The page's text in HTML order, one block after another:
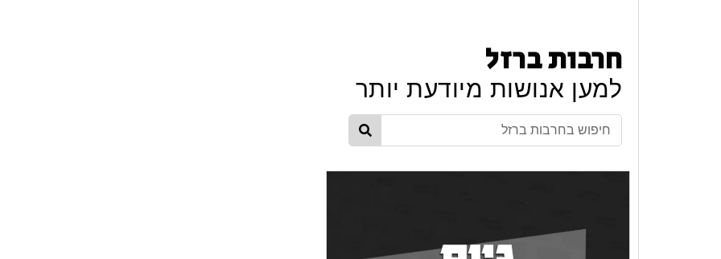
חרבות ברזל
למען אנושות מיודעת יותר